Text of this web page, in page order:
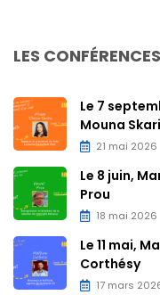
LES CONFÉRENCES
Le 7
Mouna
21 mai 2026
Le 8 juin,
Prou
18 mai 2026
Le 11 mai,
Corthésy
17 mars